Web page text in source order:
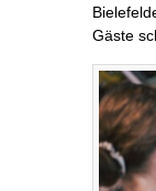
Gäste